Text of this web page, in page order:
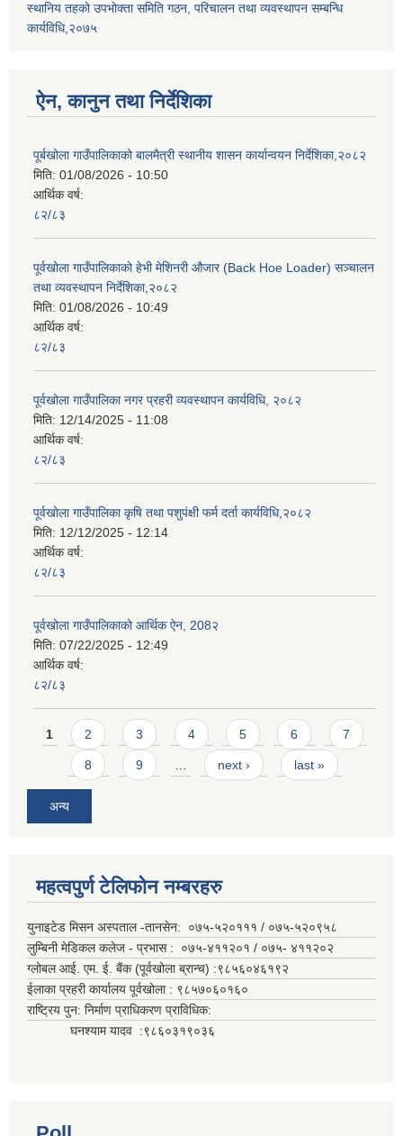
स्थानिय तहको उपभोक्ता समिति गठन, परिचालन तथा व्यवस्थापन सम्बन्धि
कार्यविधि,२०७५
ऐन, कानुन तथा निर्देशिका
पूर्बखोला गाउँपालिकाको बालमैत्री स्थानीय शासन कार्यान्वयन निर्देशिका,२०८२
मिति: 01/08/2026 - 10:50
आर्थिक वर्ष:
८२/८३
पूर्वखोला गाउँपालिकाको हेभी मेशिनरी औजार (Back Hoe Loader) सञ्चालन
तथा व्यवस्थापन निर्देशिका,२०८२
मिति: 01/08/2026 - 10:49
आर्थिक वर्ष:
८२/८३
पूर्वखोला गाउँपालिका नगर प्रहरी व्यवस्थापन कार्यविधि, २०८२
मिति: 12/14/2025 - 11:08
आर्थिक वर्ष:
८२/८३
पूर्वखोला गाउँपालिका कृषि तथा पशुपंक्षी फर्म दर्ता कार्यविधि,२०८२
मिति: 12/12/2025 - 12:14
आर्थिक वर्ष:
८२/८३
पूर्वखोला गाउँपालिकाको आर्थिक ऐन, 208२
मिति: 07/22/2025 - 12:49
आर्थिक वर्ष:
८२/८३
Pages
1 2 3 4 5 6 7
8 9 next › last »
अन्य
महत्वपुर्ण टेलिफोन नम्बरहरु
युनाइटेड मिसन अस्पताल -तानसेन: ०७५-५२०१११ / ०७५-५२०९५८
लुम्बिनी मेडिकल कलेज - प्रभास : ०७५-४११२०१ / ०७५- ४११२०२
ग्लोबल आई. एम. ई. बैंक (पूर्वखोला ब्रान्च) :९८५६०४६१९२
ईलाका प्रहरी कार्यालय पूर्वखोला : ९८५७०६०१६०
राष्ट्रिय पुन: निर्माण प्राधिकरण प्राविधिक:
घनश्याम यादव :९८६०३१९०३६